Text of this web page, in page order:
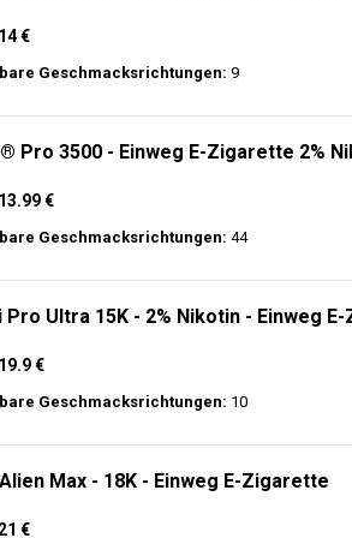
€
Geschmacksrichtungen: 9
Pro 3500 - Einweg E-Zigarette 2%
€
Geschmacksrichtungen: 44
Pro Ultra 15K - 2% Nikotin - Einweg
€
Geschmacksrichtungen: 10
Max - 18K - Einweg E-Zigarette
€